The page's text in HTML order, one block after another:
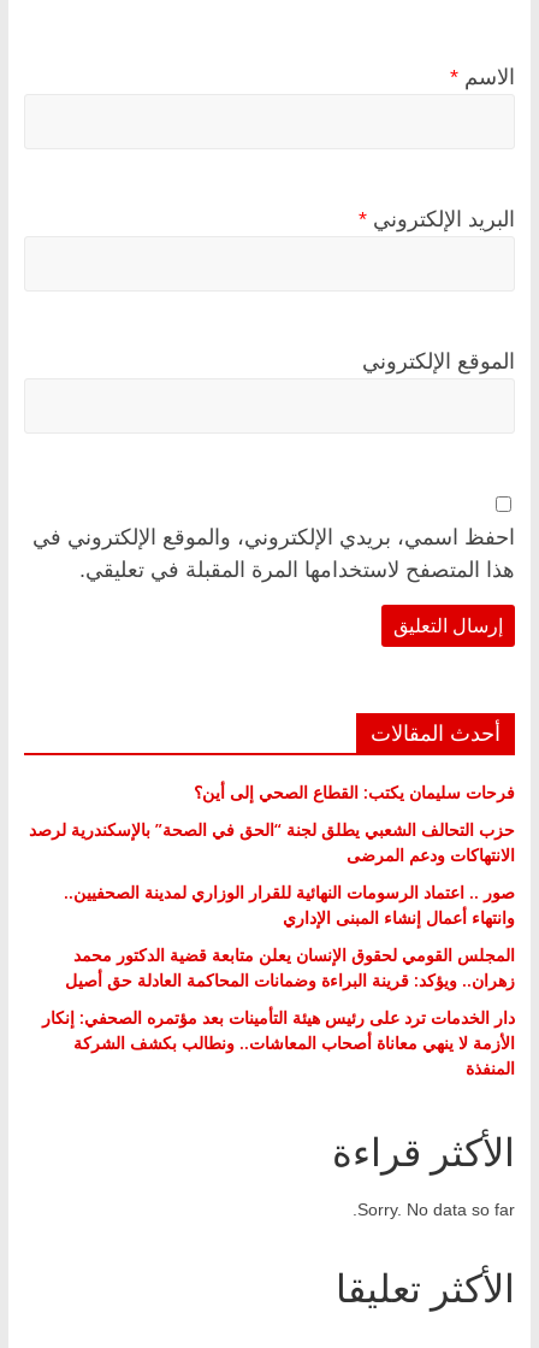
الاسم *
البريد الإلكتروني *
الموقع الإلكتروني
احفظ اسمي، بريدي الإلكتروني، والموقع الإلكتروني في
هذا المتصفح لاستخدامها المرة المقبلة في تعليقي.
أحدث المقالات
فرحات سليمان يكتب: القطاع الصحي إلى أين؟
حزب التحالف الشعبي يطلق لجنة “الحق في الصحة” بالإسكندرية لرصد
الانتهاكات ودعم المرضى
صور .. اعتماد الرسومات النهائية للقرار الوزاري لمدينة الصحفيين..
وانتهاء أعمال إنشاء المبنى الإداري
المجلس القومي لحقوق الإنسان يعلن متابعة قضية الدكتور محمد
زهران.. ويؤكد: قرينة البراءة وضمانات المحاكمة العادلة حق أصيل
دار الخدمات ترد على رئيس هيئة التأمينات بعد مؤتمره الصحفي: إنكار
الأزمة لا ينهي معاناة أصحاب المعاشات.. ونطالب بكشف الشركة
المنفذة
الأكثر قراءة
Sorry. No data so far.
الأكثر تعليقا